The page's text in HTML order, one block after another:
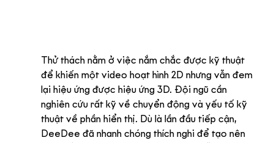
Thử thách nằm ở việc nắm chắc được kỹ thuật
để khiến một video hoạt hình 2D nhưng vẫn đem
lại hiệu ứng được hiệu ứng 3D. Đội ngũ cần
nghiên cứu rất kỹ về chuyển động và yếu tố kỹ
thuật về phần hiển thị. Dù là lần đầu tiếp cận,
DeeDee đã nhanh chóng thích nghi để tạo nên